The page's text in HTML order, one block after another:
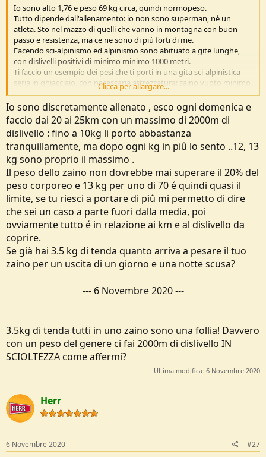
Io sono alto 1,76 e peso 69 kg circa, quindi normopeso.
Tutto dipende dall'allenamento: io non sono superman, nè un
atleta. Sto nel mazzo di quelli che vanno in montagna con buon
passo e resistenza, ma ce ne sono di più forti di me.
Facendo sci-alpinismo ed alpinismo sono abituato a gite lunghe,
con dislivelli positivi di minimo minimo 1000 metri.
Ti faccio un esempio dei pesi che ti porti in una gita sci-alpinistica
seria in ghiacciaio, con necessaria attrezzatura: zaino vuoto minimo
1 kg; corda 3 kg; fra imbrago+4cordini+6moschettoni+piastrina+un
paio di viti, ulteriori 1,5/2 kg; piccozza 450g; ramponi circa 1kg; casco
370g; artva 300g. Già solo così hai 8 kg abbondanti, cui devi
aggiungere 1lt di acqua ed il peso della borraccia/termos ed
ammenicoli vari (sciolina, spatolina, coltellino, bussola, frontale) e
così arrivi tranquillamente a 10 kg, cui aggiungere un po' di vestiario
e cambio per passare la notte in rifugio e del cibo, per almeno un
paio di kg ulteriori. Ricorda poi che ai piedi hai minimo altri 7,5 kg in
totale fra sci, attachi, pelli, scarponi e "coltelli" e per certi tratti, non
brevi, può capitare che ti debba portare a spalle tutto (tranne gli
scarponi), quindi diciamo che altri 5 kili li porti.
Se poi invece di andare in rifugio fai bivacco, aggiungi il resto del
materiale...
Quindi uno zaino di 10 kg in estate, non è niente di che.
Clicca per allargare...
Io sono discretamente allenato , esco ogni domenica e
faccio dai 20 ai 25km con un massimo di 2000m di
dislivello : fino a 10kg li porto abbastanza
tranquillamente, ma dopo ogni kg in piû lo sento ..12, 13
kg sono proprio il massimo .
Il peso dello zaino non dovrebbe mai superare il 20% del
peso corporeo e 13 kg per uno di 70 é quindi quasi il
limite, se tu riesci a portare di piû mi permetto di dire
che sei un caso a parte fuori dalla media, poi
ovviamente tutto é in relazione ai km e al dislivello da
coprire.
Se già hai 3.5 kg di tenda quanto arriva a pesare il tuo
zaino per un uscita di un giorno e una notte scusa?
--- 6 Novembre 2020---
3.5kg di tenda tutti in uno zaino sono una follia! Davvero
con un peso del genere ci fai 2000m di dislivello IN
SCIOLTEZZA come affermi?
Ultima modifica: 6 Novembre 2020
Herr
6 Novembre 2020 #27